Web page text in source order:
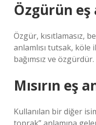
Özgürün eş
Özgür, kısıtlamasız,
anlamlısı tutsak, köle
bağımsız ve özgürdür.
Mısırın eş
Kullanılan bir diğer